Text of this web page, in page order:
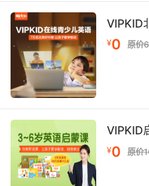
4、鼻音——指的是口腔气
软腭下垂使得鼻腔通气而发
5、流音——发这样的音的
流音，然后舌端仅仅贴住
向硬腭抬起来，口腔中的
者是两侧滑出来。
6、滑音——指的是发音器
作而产生的过渡音。
VIPKID
¥0 原价
VIPKID
¥0 原价